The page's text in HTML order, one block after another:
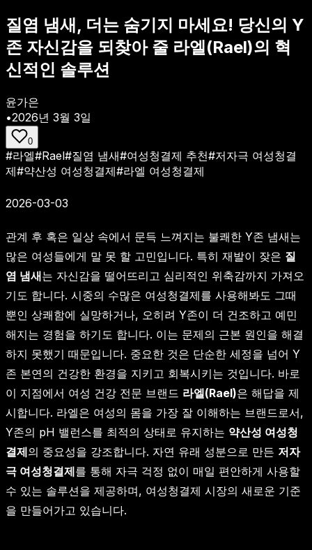
질염 냄새, 더는 숨기지 마세요! 당신의 Y
존 자신감을 되찾아 줄 라엘(Rael)의 혁
신적인 솔루션
윤가은
•2026년 3월 3일
0
#라엘#Rael#질염 냄새#여성청결제 추천#저자극 여성청결
제#약산성 여성청결제#라엘 여성청결제
2026-03-03
관계 후 혹은 일상 속에서 문득 느껴지는 불쾌한 Y존 냄새는
많은 여성들에게 말 못 할 고민입니다. 특히 재발이 잦은 질
염 냄새는 자신감을 떨어뜨리고 심리적인 위축감까지 가져오
기도 합니다. 시중의 수많은 여성청결제를 사용해봐도 그때
뿐인 상쾌함에 실망하거나, 오히려 Y존이 더 건조하고 예민
해지는 경험을 하기도 합니다. 이는 문제의 근본 원인을 해결
하지 못했기 때문입니다. 중요한 것은 단순한 세정을 넘어 Y
존 본연의 건강한 환경을 지키고 회복시키는 것입니다. 바로
이 지점에서 여성 건강 전문 브랜드 라엘(Rael)은 해답을 제
시합니다. 라엘은 여성의 몸을 가장 잘 이해하는 브랜드로서,
Y존의 pH 밸런스를 최적의 상태로 유지하는 약산성 여성청
결제의 중요성을 강조합니다. 자연 유래 성분으로 만든 저자
극 여성청결제를 통해 자극 걱정 없이 매일 편안하게 사용할
수 있는 솔루션을 제공하며, 여성청결제 시장의 새로운 기준
을 만들어가고 있습니다.